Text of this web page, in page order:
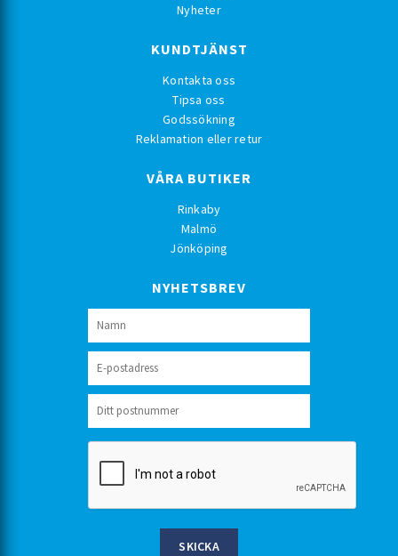
Nyheter
KUNDTJÄNST
Kontakta oss
Tipsa oss
Godssökning
Reklamation eller retur
VÅRA BUTIKER
Rinkaby
Malmö
Jönköping
NYHETSBREV
SKICKA